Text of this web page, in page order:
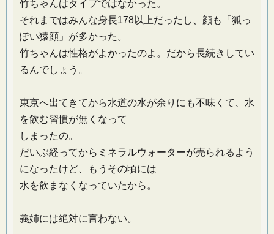
竹ちゃんはタイプではなかった。
それまではみんな身長178以上だったし、顔も「狐っ
ぽい猿顔」が多かった。
竹ちゃんは性格がよかったのよ。だから長続きしてい
るんでしょう。
東京へ出てきてから水道の水が余りにも不味くて、水
を飲む習慣が無くなって
しまったの。
だいぶ経ってからミネラルウォーターが売られるよう
になったけど、もうその頃には
水を飲まなくなっていたから。
義姉には絶対に言わない。